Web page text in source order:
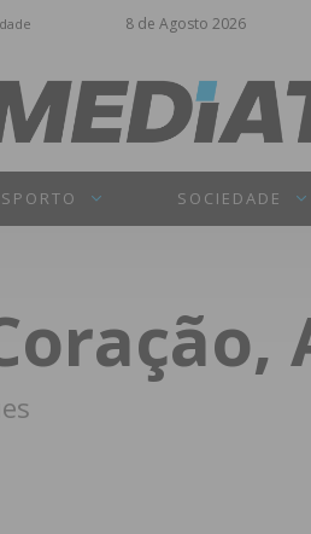
8 de Agosto 2026
SOCIEDADE